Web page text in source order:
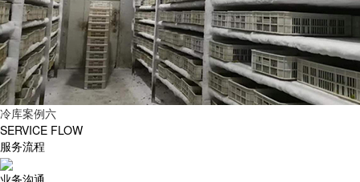
冷库案例六
SERVICE FLOW
服务流程